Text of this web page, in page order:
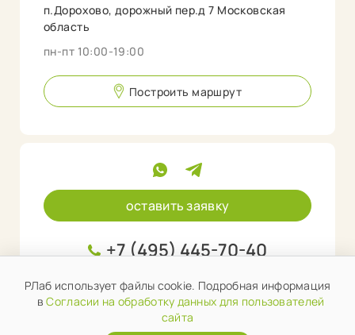
п.Дорохово, дорожный пер.д 7 Московская
область
пн-пт 10:00-19:00
Построить маршрут
оставить заявку
+7 (495) 445-70-40
info@rlab.store
РЛаб использует файлы cookie. Подробная информация
вСогласии на обработку данных для пользователей
сайта